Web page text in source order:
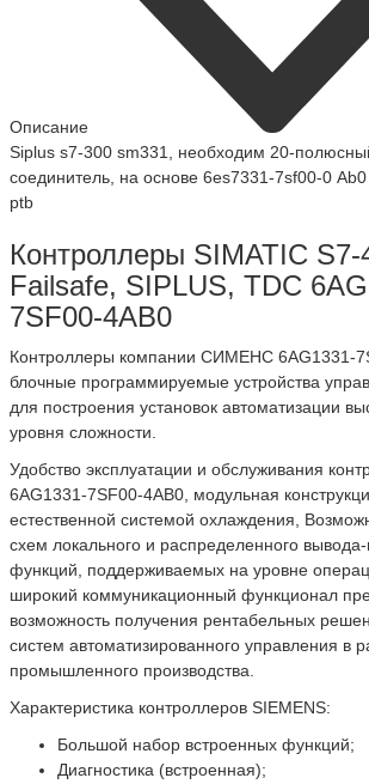
Описание
Siplus s7-300 sm331, необходим 20-
соединитель, на основе 6es7331-7sf00-0
ptb
Контроллеры SIMATIC S7-
Failsafe, SIPLUS, TDC
7SF00-4AB0
Контроллеры компании СИМЕНС 6AG1331-
блочные программируемые устройства
для построения установок автоматизации
уровня сложности.
Удобство эксплуатации и обслуживания
6AG1331-7SF00-4AB0, модульная
естественной системой охлаждения,
схем локального и распределенного
функций, поддерживаемых на уровне
широкий коммуникационный функционал
возможность получения рентабельных
систем автоматизированного управления в
промышленного производства.
Характеристика контроллеров SIEMENS:
Большой набор встроенных функций;
Диагностика (встроенная);